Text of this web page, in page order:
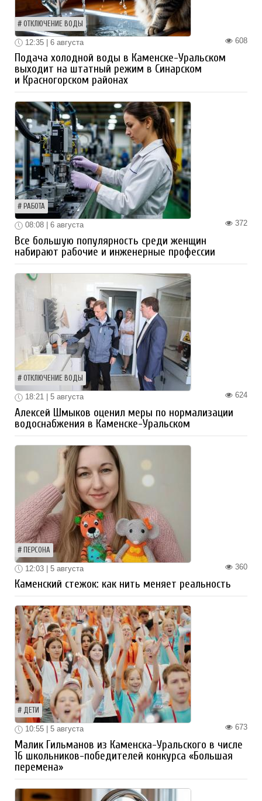
ОТКЛЮЧЕНИЕ ВОДЫ
608
12:35 | 6 августа
Подача холодной воды в Каменске-Уральском
выходит на штатный режим в Синарском
и Красногорском районах
РАБОТА
372
08:08 | 6 августа
Все большую популярность среди женщин
набирают рабочие и инженерные профессии
ОТКЛЮЧЕНИЕ ВОДЫ
624
18:21 | 5 августа
Алексей Шмыков оценил меры по нормализации
водоснабжения в Каменске-Уральском
ПЕРСОНА
360
12:03 | 5 августа
Каменский стежок: как нить меняет реальность
ДЕТИ
673
10:55 | 5 августа
Малик Гильманов из Каменска-Уральского в числе
16 школьников-победителей конкурса «Большая
перемена»